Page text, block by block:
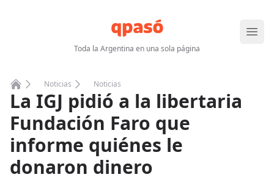
Toda la Argentina en una sola página
Abrir
Home
Noticias Noticias
La IGJ pidió a la libertaria
Fundación Faro que
informe quiénes le
donaron dinero